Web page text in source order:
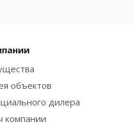
объектов
дилера
компании